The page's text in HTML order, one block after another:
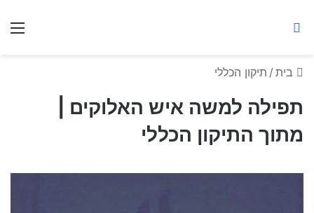
בית / תיקון הכללי
תפילה למשה איש האלוקים |
מתוך התיקון הכללי